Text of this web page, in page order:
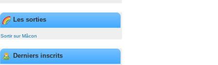
Les sorties
Sortir sur Mâcon
Derniers inscrits